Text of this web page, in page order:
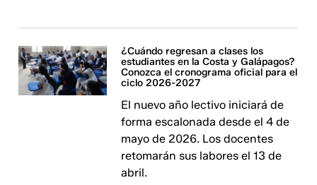
¿Cuándo regresan a clases los
estudiantes en la Costa y Galápagos?
Conozca el cronograma oficial para el
ciclo 2026-2027
El nuevo año lectivo iniciará de
forma escalonada desde el 4 de
mayo de 2026. Los docentes
retomarán sus labores el 13 de
abril.